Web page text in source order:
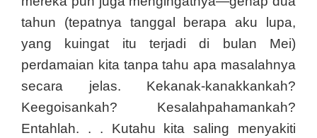
tahun (tepatnya tanggal berapa aku lupa,
yang kuingat itu terjadi di bulan Mei)
perdamaian kita tanpa tahu apa masalahnya
secara jelas. Kekanak-kanakkankah?
Keegoisankah? Kesalahpahamankah?
Entahlah. . . Kutahu kita saling menyakiti